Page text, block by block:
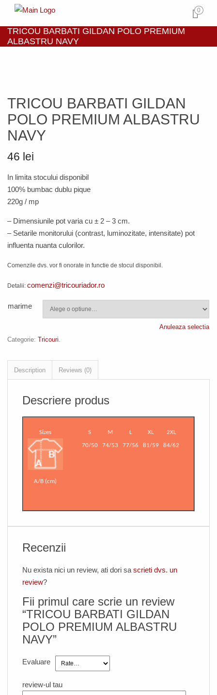
0
TRICOU BARBATI GILDAN POLO PREMIUM
ALBASTRU NAVY
TRICOU BARBATI GILDAN
POLO PREMIUM ALBASTRU
NAVY
46 lei
In limita stocului disponibil
100% bumbac dublu pique
220g / mp
– Dimensiunile pot varia cu ± 2 – 3 cm.
– Setarile monitorului (contrast, luminozitate, intensitate) pot
influenta nuanta culorilor.
Comenzile dvs. vor fi onorate in functie de stocul disponibil.
Detalii: comenzi@tricouriador.ro
marime
Anuleaza selectia
Categorie: Tricouri.
Description Reviews (0)
Descriere produs
Sizes
A/B (cm)
S
70/50
M
74/53
L
77/56
XL
81/59
2XL
84/62
Recenzii
Nu exista nici un review, ati dori sa scrieti dvs. un
review?
Fii primul care scrie un review
“TRICOU BARBATI GILDAN
POLO PREMIUM ALBASTRU
NAVY”
Evaluare
review-ul tau